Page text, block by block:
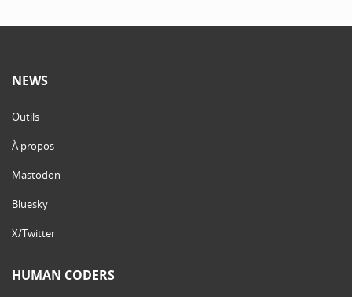
NEWS
Outils
À propos
Mastodon
Bluesky
X/Twitter
HUMAN CODERS